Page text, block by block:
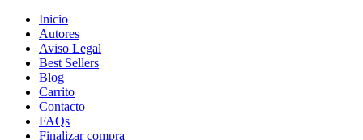
Inicio
Autores
Aviso Legal
Best Sellers
Blog
Carrito
Contacto
FAQs
Finalizar compra